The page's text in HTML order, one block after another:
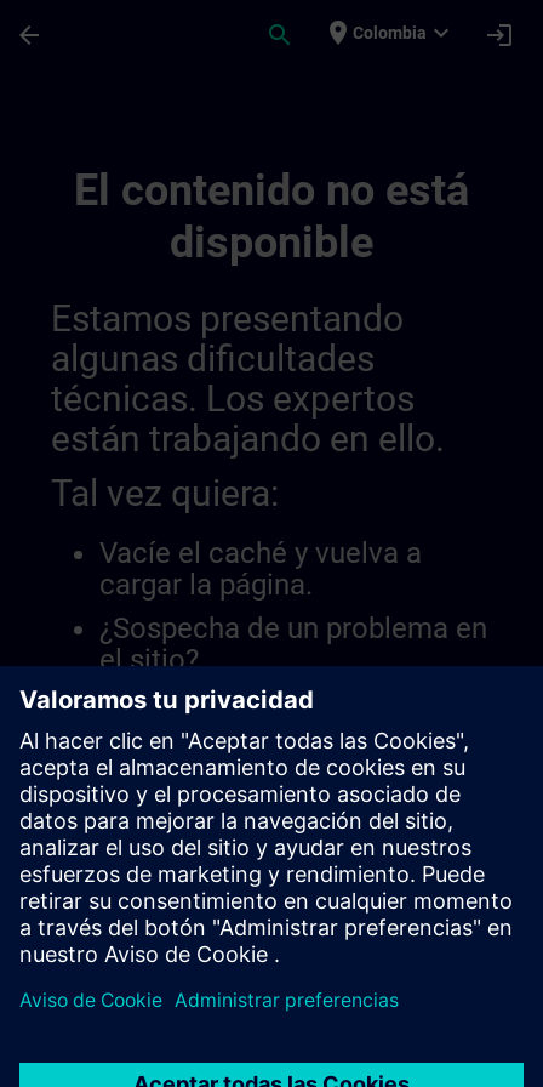
arrow_back search place Colombia expand_more login
El contenido no está
disponible
Estamos presentando
algunas dificultades
técnicas. Los expertos
están trabajando en ello.
Tal vez quiera:
Vacíe el caché y vuelva a
cargar la página.
¿Sospecha de un problema en
el sitio?